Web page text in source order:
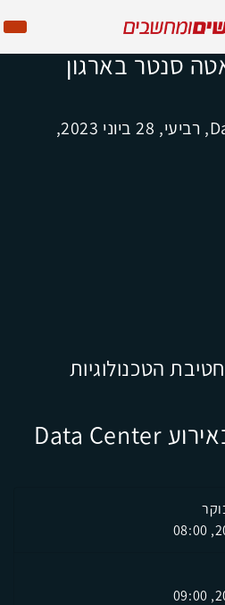
סנטר בארגון
אירוע Data Center 2023, רביעי, 28 ביוני 2023,
הטכנולוגיות
הרצאות נוספות באירוע Data Center